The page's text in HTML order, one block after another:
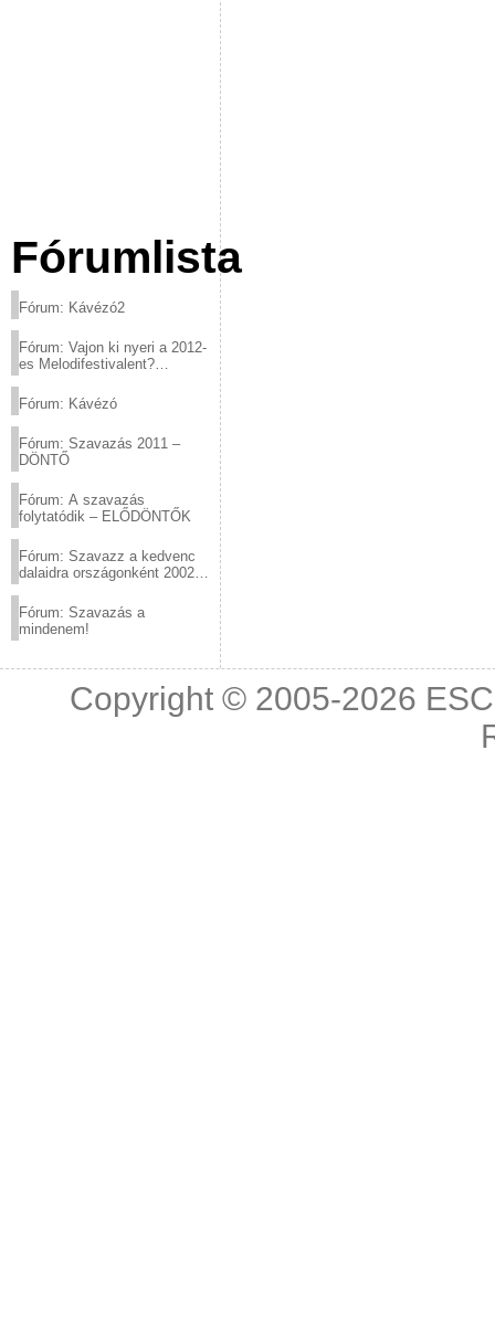
Fórumlista
Fórum: Kávézó2
Fórum: Vajon ki nyeri a 2012-
es Melodifestivalent?
Fórum: Kávézó
Fórum: Szavazás 2011 –
DÖNTŐ
Fórum: A szavazás
folytatódik – ELŐDÖNTŐK
Fórum: Szavazz a kedvenc
dalaidra országonként 2002
Fórum: Szavazás a
mindenem!
Copyright © 2005-2026